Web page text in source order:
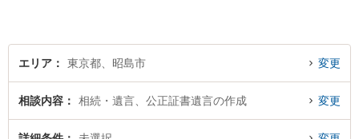
エリア 東京都、昭島市 変更
相談内容 相続・遺言、公正証書遺言の作成 変更